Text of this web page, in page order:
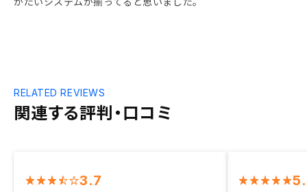
関連する評判・口コミ
RELATED REVIEWS
3.7